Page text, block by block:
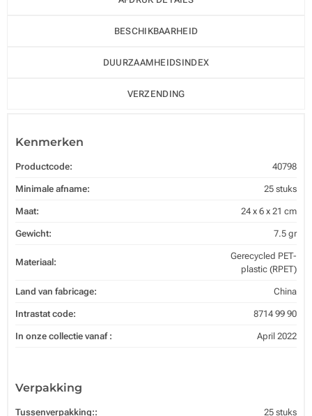
BESCHIKBAARHEID
DUURZAAMHEIDSINDEX
VERZENDING
Kenmerken
Productcode: 40798
Minimale afname: 25 stuks
Maat: 24 x 6 x 21 cm
Gewicht: 7.5 gr
Materiaal:
Gerecycled PET-
plastic (RPET)
Land van fabricage: China
Intrastat code: 8714 99 90
In onze collectie vanaf : April 2022
Verpakking
Tussenverpakking:: 25 stuks